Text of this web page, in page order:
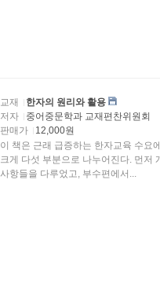
교재
한자의 원리와 활용
저자
중어중문학과 교재편찬위원회
판매가
12,000원
이 책은 근래 급증하는 한자교육 수요에 맞추어 한자 학
크게 다섯 부분으로 나누어진다. 먼저
사항들을 다루었고, 부수편에서...